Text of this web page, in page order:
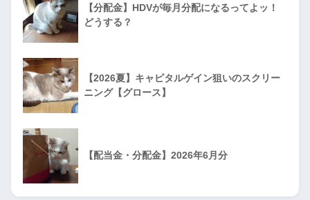
【分配金】HDVが毎月分配になるってよッ！
どうする？
【2026夏】キャピタルゲイン狙いのスクリー
ニング【グロース】
【配当金・分配金】2026年6月分